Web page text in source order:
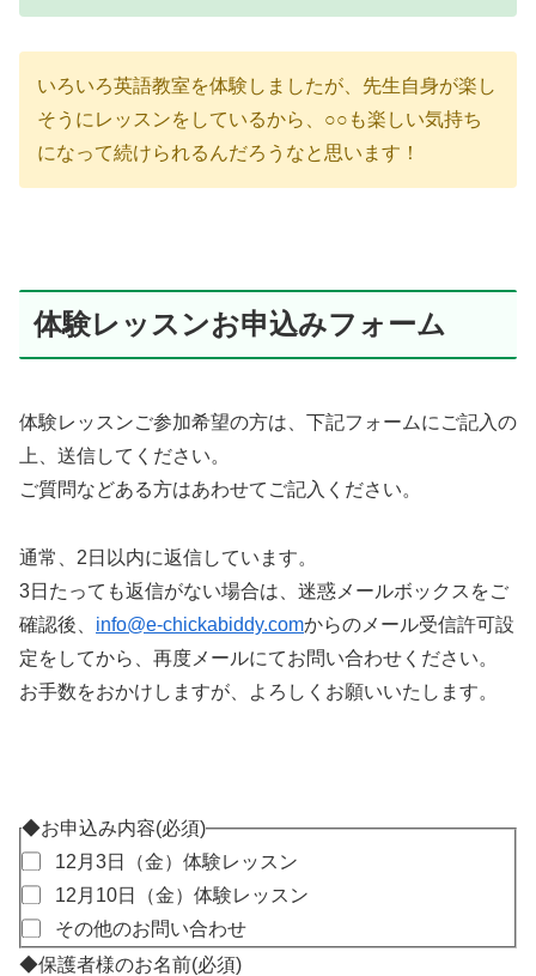
いろいろ英語教室を体験しましたが、先生自身が楽し
そうにレッスンをしているから、○○も楽しい気持ち
になって続けられるんだろうなと思います！
体験レッスンお申込みフォーム
体験レッスンご参加希望の方は、下記フォームにご記入の
上、送信してください。
ご質問などある方はあわせてご記入ください。
通常、2日以内に返信しています。
3日たっても返信がない場合は、迷惑メールボックスをご
確認後、 info@e-chickabiddy.comからのメール受信許可設
定をしてから、再度メールにてお問い合わせください。
お手数をおかけしますが、よろしくお願いいたします。
◆お申込み内容(必須)
12月3日（金）体験レッスン
12月10日（金）体験レッスン
その他のお問い合わせ
◆保護者様のお名前(必須)